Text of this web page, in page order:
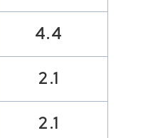
4.4
2.1
2.1